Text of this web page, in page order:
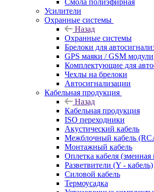
Смола полиэфирная
Усилители
Охранные системы
Назад
Охранные системы
Брелоки для
GPS маяки / GSM модули
Комплектующие для
Чехлы на брелоки
Автосигнализации
Кабельная продукция
Назад
Кабельная продукция
ISO переходники
Акустический кабель
Межблочный кабель
Монтажный кабель
Оплетка кабеля (змеиная
Разветвители (Y - кабель)
Силовой кабель
Термоусадка